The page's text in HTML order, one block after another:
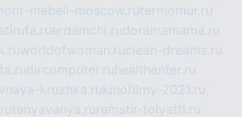
mebeli-moscow.rutermomur.ru
erdamchi.rudoramamama.ru
worldofwoman.ruclean-dreams.ru
dircomputer.ru healthenter.ru
kruzhka.rukinofilmy-2021.ru
tanyavanya.ru remstir-tolyatti.ru